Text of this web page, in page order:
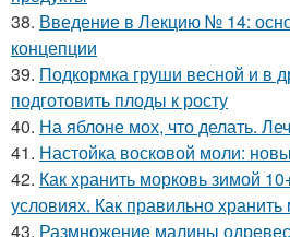
38. Введение в Лекцию № 14:
концепции
39. Подкормка груши весной и в
подготовить плоды к росту
40. На яблоне мох, что делать.
41. Настойка восковой моли:
42. Как хранить морковь зимой
условиях. Как правильно
43. Размножение малины